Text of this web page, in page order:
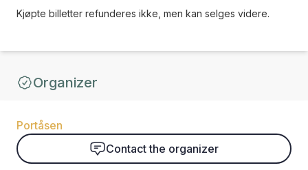
Kjøpte billetter refunderes ikke, men kan selges videre.
Organizer
Portåsen
Contact the organizer